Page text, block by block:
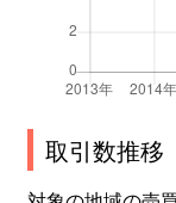
取引数推移